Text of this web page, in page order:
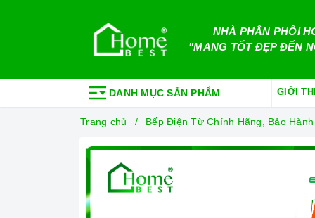
NHÀ PHÂN PHỐI
"MANG TỐT ĐẸP ĐẾN
DANH MỤC SẢN PHẨM GIỚI
Trang chủ Bếp Điện Từ Chính Hãng, Bảo